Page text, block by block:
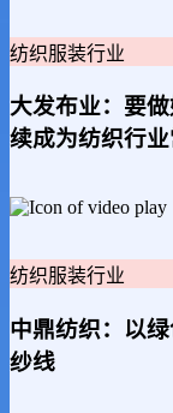
纺织服装行业
大发布业：要
续成为纺织行
纺织服装行业
中鼎纺织：以
纱线